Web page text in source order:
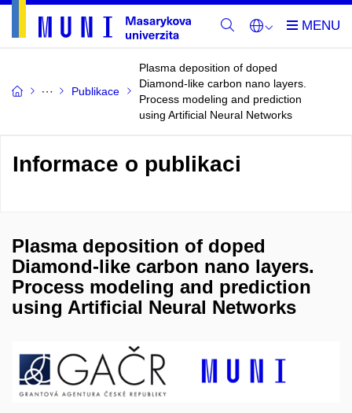
Publikace
Plasma deposition of doped
Diamond-like carbon nano layers.
Process modeling and prediction
using Artificial Neural Networks
Informace o publikaci
Plasma deposition of doped
Diamond-like carbon nano layers.
Process modeling and prediction
using Artificial Neural Networks